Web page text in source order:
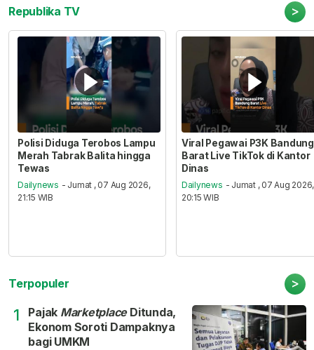
Republika TV >
Polisi Diduga Terobos Lampu
Merah Tabrak Balita hingga
Tewas
Dailynews - Jumat , 07 Aug 2026,
21:15 WIB
Viral Pegawai P3K Bandung
Barat Live TikTok di Kantor
Dinas
Dailynews - Jumat , 07 Aug 2026,
20:15 WIB
Terpopuler >
1 Pajak MarketplaceDitunda,
Ekonom Soroti Dampaknya
bagi UMKM